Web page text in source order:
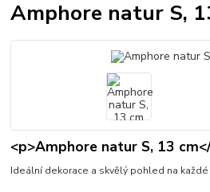
Amphore natur S,
<p>Amphore natur S, 13
Ideální dekorace a skvělý pohled na každé